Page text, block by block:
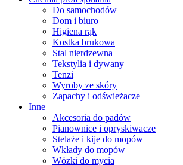
Do samochodów
Dom i biuro
Higiena rąk
Kostka brukowa
Stal nierdzewna
Tekstylia i dywany
Tenzi
Wyroby ze skóry
Zapachy i odświeżacze
Inne
Akcesoria do padów
Pianownice i opryskiwacze
Stelaże i kije do mopów
Wkłady do mopów
Wózki do mycia